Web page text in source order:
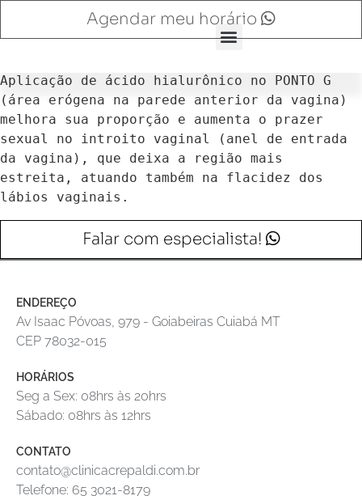
Agendar meu horário
Aplicação de ácido hialurônico no PONTO G
(área erógena na parede anterior da vagina)
melhora sua proporção e aumenta o prazer
sexual no introito vaginal (anel de entrada
da vagina), que deixa a região mais
estreita, atuando também na flacidez dos
lábios vaginais.
Falar com especialista!
ENDEREÇO
Av Isaac Póvoas, 979 - Goiabeiras Cuiabá MT
CEP 78032-015
HORÁRIOS
Seg a Sex: 08hrs às 20hrs
Sábado: 08hrs às 12hrs
CONTATO
contato@clinicacrepaldi.com.br
Telefone: 65 3021-8179